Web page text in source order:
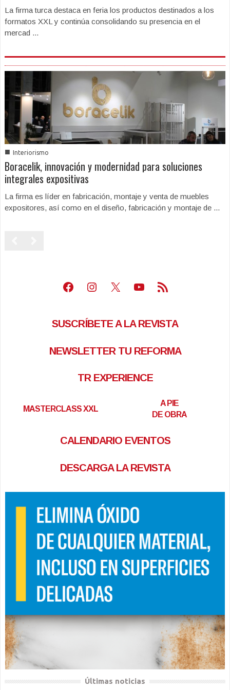
La firma turca destaca en feria los productos destinados a los
formatos XXL y continúa consolidando su presencia en el
mercad ...
■ Interiorismo
Boracelik, innovación y modernidad para soluciones
integrales expositivas
La firma es líder en fabricación, montaje y venta de muebles
expositores, así como en el diseño, fabricación y montaje de ...
Facebook
Instagram
X Youtube
Feed RSS
SUSCRÍBETE A LA REVISTA
NEWSLETTER TU REFORMA
TR EXPERIENCE
MASTERCLASS XXL
A PIE
DE OBRA
CALENDARIO EVENTOS
DESCARGA LA REVISTA
Últimas noticias